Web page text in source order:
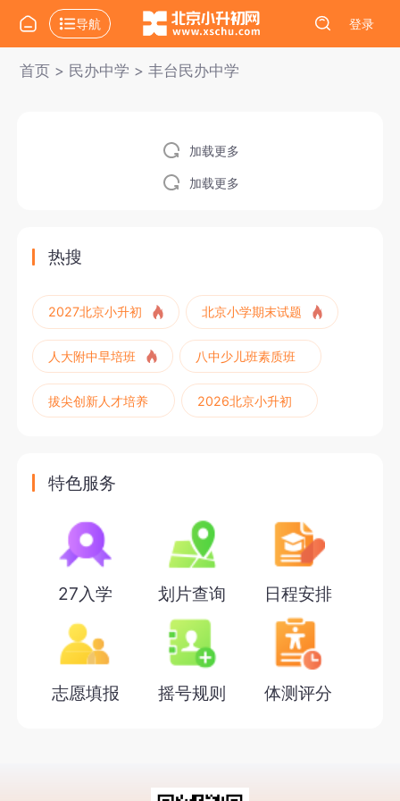
导航 登录
首页> 民办中学 > 丰台民办中学
加载更多
加载更多
热搜
2027北京小升初 北京小学期末试题
人大附中早培班 八中少儿班素质班
拔尖创新人才培养 2026北京小升初
特色服务
27入学 划片查询 日程安排
志愿填报 摇号规则 体测评分